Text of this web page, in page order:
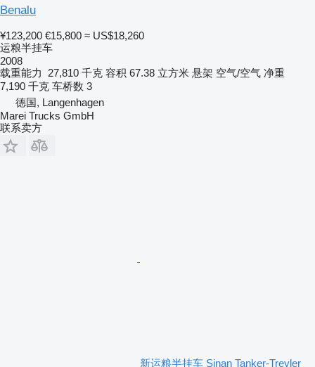
Benalu
¥123,200 €15,800 ≈ US$18,260
运粮半挂车
2008
载重能力
27,810 千克 容积 67.38 立方米 悬架 空气/空气 净重
7,190 千克 车桥数 3
德国, Langenhagen
Marei Trucks GmbH
联系卖方
新运粮半挂车 Sinan Tanker-Treyler